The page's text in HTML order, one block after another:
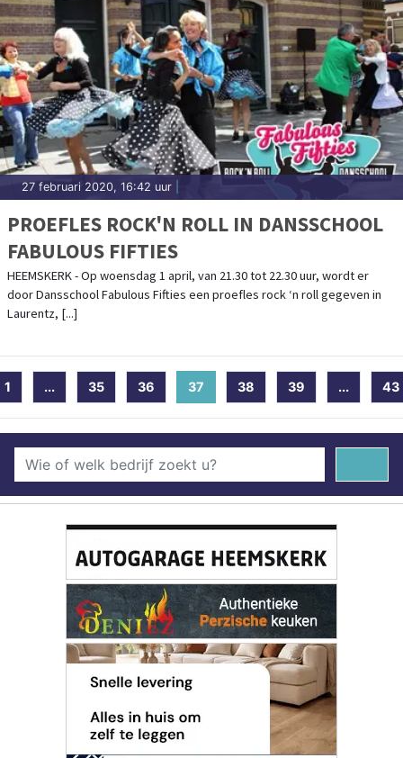
27 februari 2020, 16:42 uur
PROEFLES ROCK'N ROLL IN DANSSCHOOL
FABULOUS FIFTIES
HEEMSKERK - Op woensdag 1 april, van 21.30 tot 22.30 uur, wordt er
door Dansschool Fabulous Fifties een proefles rock ‘n roll gegeven in
Laurentz, [...]
1 ... 35 36 37 (current)
38 39 ... 43